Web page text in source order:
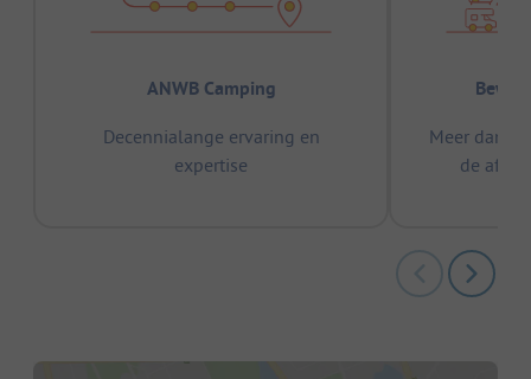
ANWB Camping
Decennialange ervaring en
expertise
Meer dan
de